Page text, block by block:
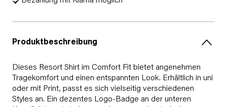
Produktbeschreibung
Dieses Resort Shirt im Comfort Fit bietet angenehmen
Tragekomfort und einen entspannten Look. Erhältlich in uni
oder mit Print, passt es sich vielseitig verschiedenen
Styles an. Ein dezentes Logo-Badge an der unteren